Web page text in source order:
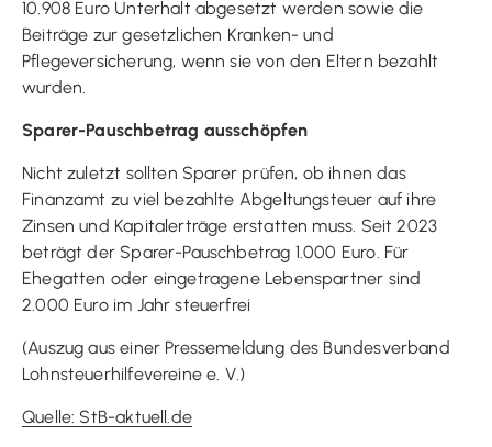
10.908 Euro Unterhalt abgesetzt werden sowie die
Beiträge zur gesetzlichen Kranken- und
Pflegeversicherung, wenn sie von den Eltern bezahlt
wurden.
Sparer-Pauschbetrag ausschöpfen
Nicht zuletzt sollten Sparer prüfen, ob ihnen das
Finanzamt zu viel bezahlte Abgeltungsteuer auf ihre
Zinsen und Kapitalerträge erstatten muss. Seit 2023
beträgt der Sparer-Pauschbetrag 1.000 Euro. Für
Ehegatten oder eingetragene Lebenspartner sind
2.000 Euro im Jahr steuerfrei
(Auszug aus einer Pressemeldung des Bundesverband
Lohnsteuerhilfevereine e. V.)
Quelle: StB-aktuell.de